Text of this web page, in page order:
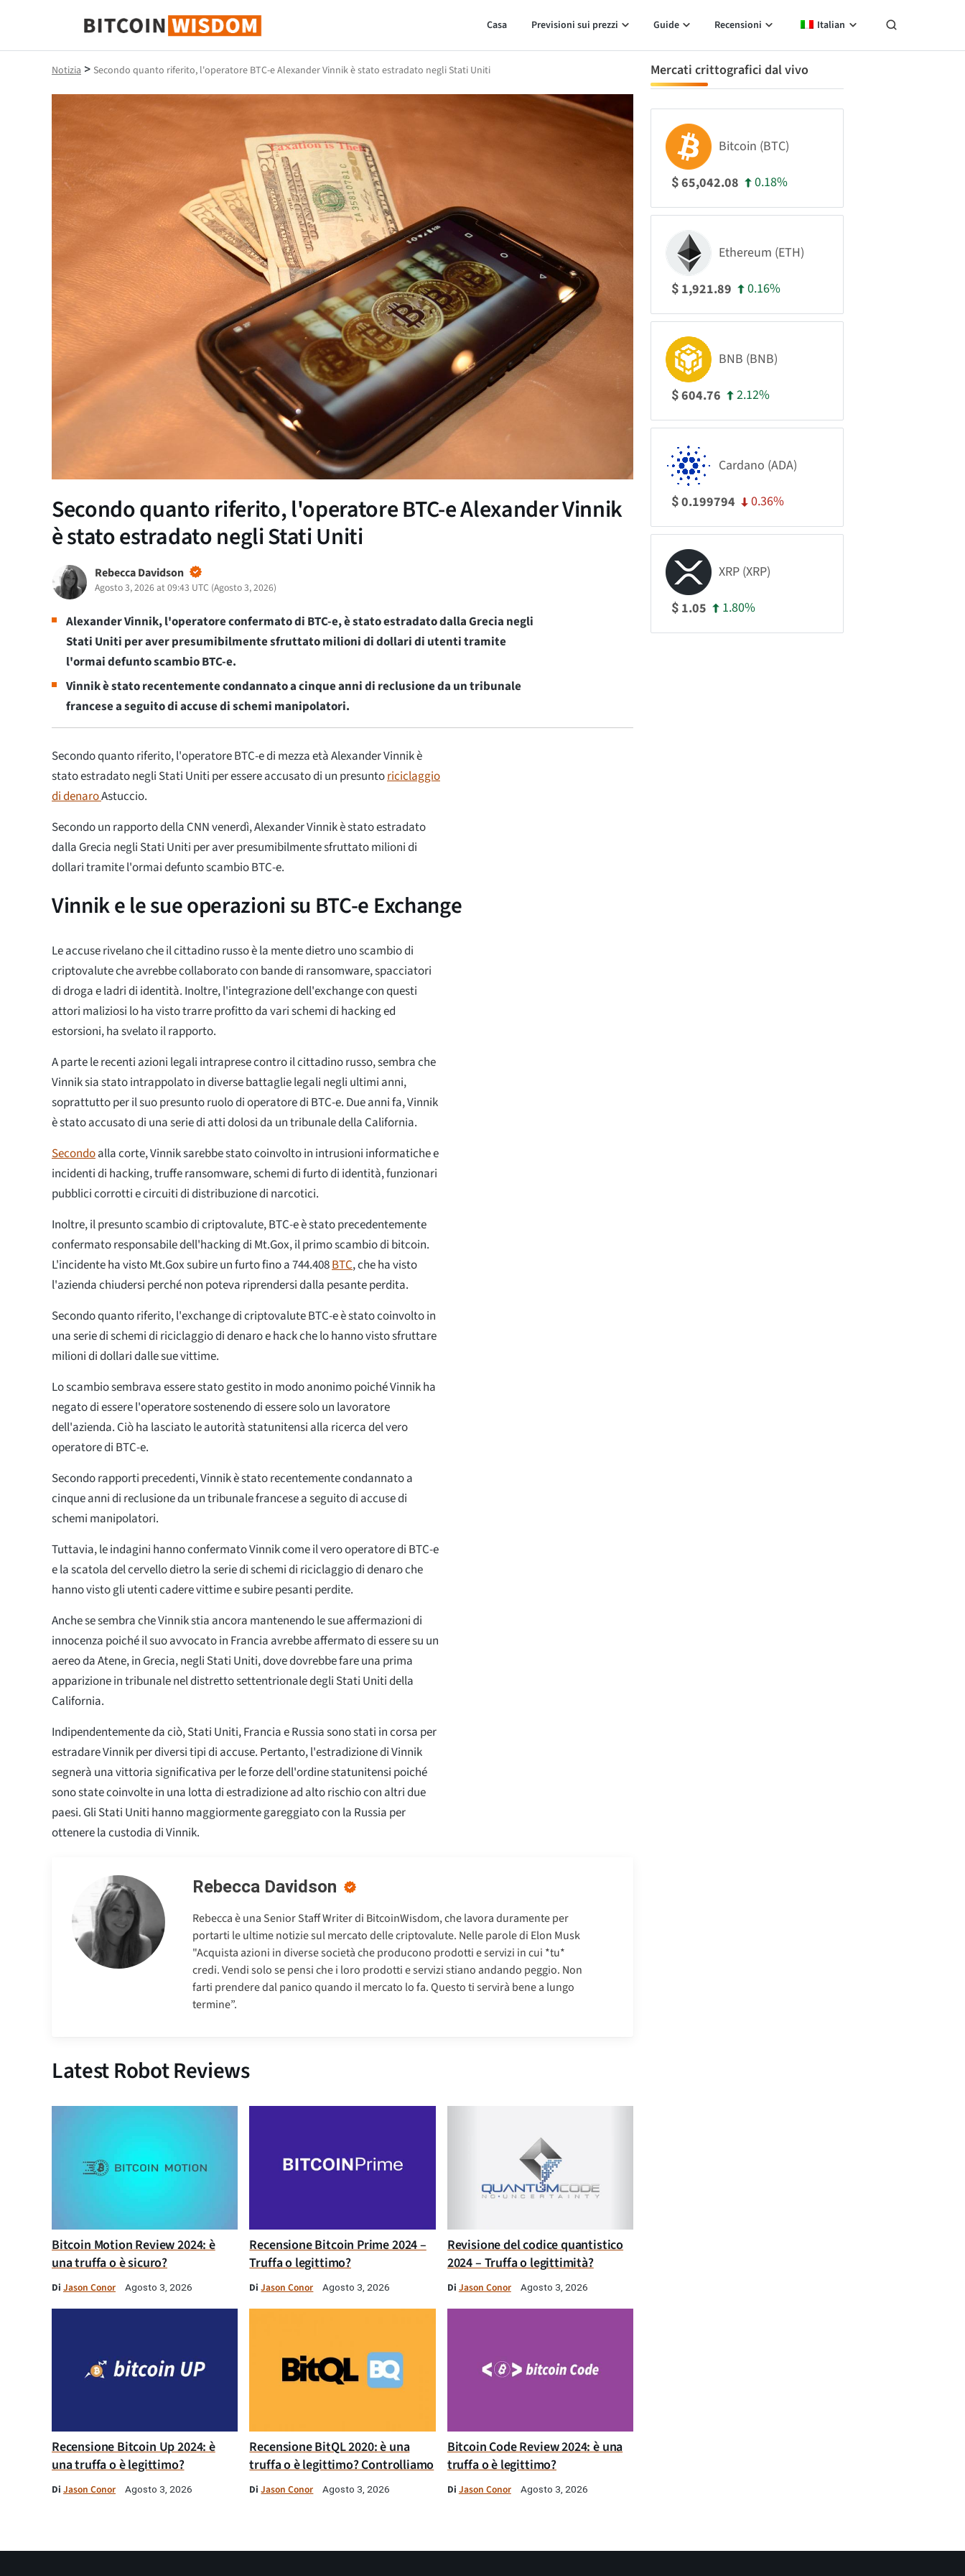
Saggezza Bitcoin
Casa Previsioni sui prezzi Guide Recensioni Italian
Notizia > Secondo quanto riferito, l'operatore BTC-e Alexander Vinnik è stato estradato negli Stati Uniti
Secondo quanto riferito, l'operatore BTC-e Alexander Vinnik
è stato estradato negli Stati Uniti
Rebecca Davidson
Agosto 3, 2026 at 09:43 UTC (Agosto 3, 2026)
Alexander Vinnik, l'operatore confermato di BTC-e, è stato estradato dalla Grecia negli
Stati Uniti per aver presumibilmente sfruttato milioni di dollari di utenti tramite
l'ormai defunto scambio BTC-e.
Vinnik è stato recentemente condannato a cinque anni di reclusione da un tribunale
francese a seguito di accuse di schemi manipolatori.
Secondo quanto riferito, l'operatore BTC-e di mezza età Alexander Vinnik è
stato estradato negli Stati Uniti per essere accusato di un presuntoriciclaggio
di denaroAstuccio.
Secondo un rapporto della CNN venerdì, Alexander Vinnik è stato estradato
dalla Grecia negli Stati Uniti per aver presumibilmente sfruttato milioni di
dollari tramite l'ormai defunto scambio BTC-e.
Vinnik e le sue operazioni su BTC-e Exchange
Le accuse rivelano che il cittadino russo è la mente dietro uno scambio di
criptovalute che avrebbe collaborato con bande di ransomware, spacciatori
di droga e ladri di identità. Inoltre, l'integrazione dell'exchange con questi
attori maliziosi lo ha visto trarre profitto da vari schemi di hacking ed
estorsioni, ha svelato il rapporto.
A parte le recenti azioni legali intraprese contro il cittadino russo, sembra che
Vinnik sia stato intrappolato in diverse battaglie legali negli ultimi anni,
soprattutto per il suo presunto ruolo di operatore di BTC-e. Due anni fa, Vinnik
è stato accusato di una serie di atti dolosi da un tribunale della California.
Secondoalla corte, Vinnik sarebbe stato coinvolto in intrusioni informatiche e
incidenti di hacking, truffe ransomware, schemi di furto di identità, funzionari
pubblici corrotti e circuiti di distribuzione di narcotici.
Inoltre, il presunto scambio di criptovalute, BTC-e è stato precedentemente
confermato responsabile dell'hacking di Mt.Gox, il primo scambio di bitcoin.
L'incidente ha visto Mt.Gox subire un furto fino a 744.408BTC, che ha visto
l'azienda chiudersi perché non poteva riprendersi dalla pesante perdita.
Secondo quanto riferito, l'exchange di criptovalute BTC-e è stato coinvolto in
una serie di schemi di riciclaggio di denaro e hack che lo hanno visto sfruttare
milioni di dollari dalle sue vittime.
Lo scambio sembrava essere stato gestito in modo anonimo poiché Vinnik ha
negato di essere l'operatore sostenendo di essere solo un lavoratore
dell'azienda. Ciò ha lasciato le autorità statunitensi alla ricerca del vero
operatore di BTC-e.
Secondo rapporti precedenti, Vinnik è stato recentemente condannato a
cinque anni di reclusione da un tribunale francese a seguito di accuse di
schemi manipolatori.
Tuttavia, le indagini hanno confermato Vinnik come il vero operatore di BTC-e
e la scatola del cervello dietro la serie di schemi di riciclaggio di denaro che
hanno visto gli utenti cadere vittime e subire pesanti perdite.
Anche se sembra che Vinnik stia ancora mantenendo le sue affermazioni di
innocenza poiché il suo avvocato in Francia avrebbe affermato di essere su un
aereo da Atene, in Grecia, negli Stati Uniti, dove dovrebbe fare una prima
apparizione in tribunale nel distretto settentrionale degli Stati Uniti della
California.
Indipendentemente da ciò, Stati Uniti, Francia e Russia sono stati in corsa per
estradare Vinnik per diversi tipi di accuse. Pertanto, l'estradizione di Vinnik
segnerà una vittoria significativa per le forze dell'ordine statunitensi poiché
sono state coinvolte in una lotta di estradizione ad alto rischio con altri due
paesi. Gli Stati Uniti hanno maggiormente gareggiato con la Russia per
ottenere la custodia di Vinnik.
Rebecca Davidson
Rebecca è una Senior Staff Writer di BitcoinWisdom, che lavora duramente per
portarti le ultime notizie sul mercato delle criptovalute. Nelle parole di Elon Musk
"Acquista azioni in diverse società che producono prodotti e servizi in cui *tu*
credi. Vendi solo se pensi che i loro prodotti e servizi stiano andando peggio. Non
farti prendere dal panico quando il mercato lo fa. Questo ti servirà bene a lungo
termine”.
Latest Robot Reviews
Bitcoin Motion Review 2024: è
una truffa o è sicuro?
Di Jason Conor Agosto 3, 2026
Recensione Bitcoin Prime 2024 –
Truffa o legittimo?
DiJason Conor Agosto 3, 2026
Revisione del codice quantistico
2024 – Truffa o legittimità?
Di Jason Conor Agosto 3, 2026
Recensione Bitcoin Up 2024: è
una truffa o è legittimo?
Di Jason Conor Agosto 3, 2026
Recensione BitQL 2020: è una
truffa o è legittimo? Controlliamo
DiJason Conor Agosto 3, 2026
Bitcoin Code Review 2024: è una
truffa o è legittimo?
Di Jason Conor Agosto 3, 2026
Mercati crittografici dal vivo
Bitcoin (BTC)
$65,042.08 0.18%
Ethereum (ETH)
$ 1,921.89 0.16%
BNB (BNB)
$604.76 2.12%
Cardano (ADA)
$0.199794 0.36%
XRP (XRP)
$ 1.05 1.80%